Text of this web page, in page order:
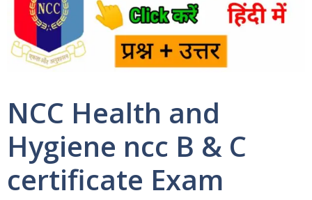
NCC Health and
Hygiene ncc B & C
certificate Exam